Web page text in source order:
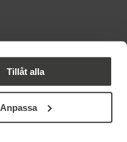
Tillåt alla
Anpassa